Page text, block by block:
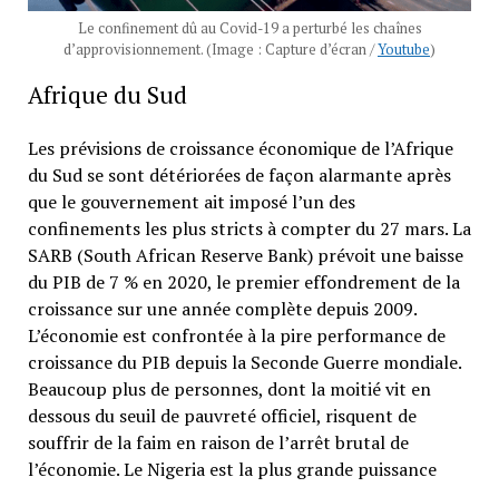
Le confinement dû au Covid-19 a perturbé les chaînes
d’approvisionnement. (Image : Capture d’écran /Youtube)
Afrique du Sud
Les prévisions de croissance économique de l’Afrique
du Sud se sont détériorées de façon alarmante après
que le gouvernement ait imposé l’un des
confinements les plus stricts à compter du 27 mars. La
SARB (South African Reserve Bank) prévoit une baisse
du PIB de 7 % en 2020, le premier effondrement de la
croissance sur une année complète depuis 2009.
L’économie est confrontée à la pire performance de
croissance du PIB depuis la Seconde Guerre mondiale.
Beaucoup plus de personnes, dont la moitié vit en
dessous du seuil de pauvreté officiel, risquent de
souffrir de la faim en raison de l’arrêt brutal de
l’économie. Le Nigeria est la plus grande puissance